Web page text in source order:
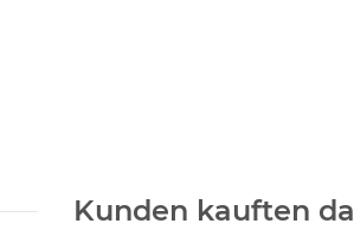
Kunden kauften